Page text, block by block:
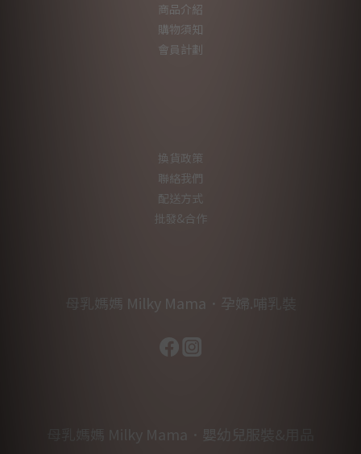
商品介紹
購物須知
會員計劃
換貨政策
聯絡我們
配送方式
批發&合作
母乳媽媽 Milky Mama．孕婦.哺乳裝
母乳媽媽 Milky Mama．嬰幼兒服裝&用品